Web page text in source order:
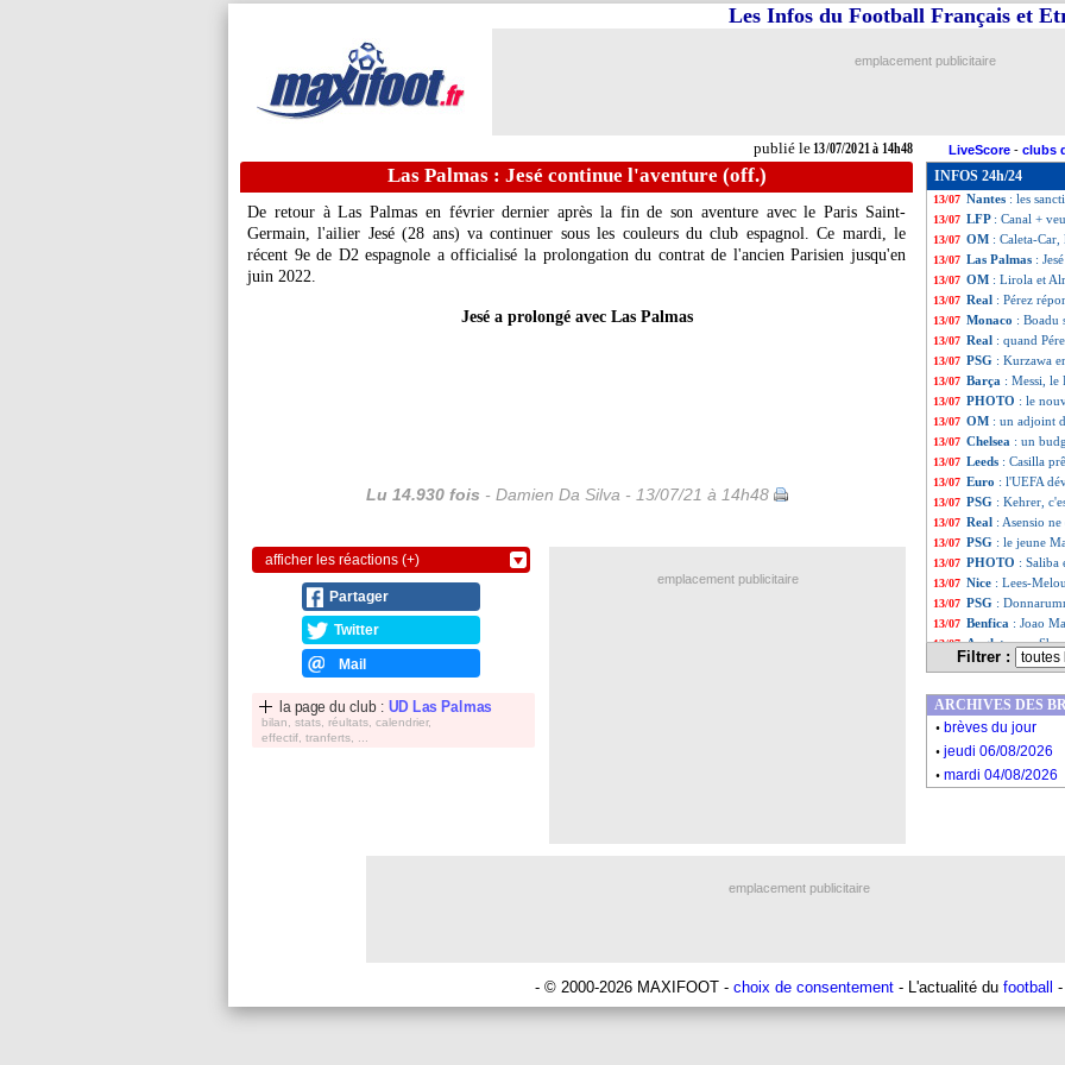
publié le13/07/2021 à 14h48
Les Infos du Football Français et
emplacement publicitaire
LiveScore - clubs
Las Palmas : Jesé continue l'aventure (off.)
De retour à Las Palmas en février dernier après la fin de son aventure avec le Paris Saint-
Germain, l'ailier Jesé (28 ans) va continuer sous les couleurs du club espagnol. Ce mardi, le
récent 9e de D2 espagnole a officialisé la prolongation du contrat de l'ancien Parisien jusqu'en
juin 2022.
Jesé a prolongé avec Las Palmas
Lu 14.930 fois - Damien Da Silva - 13/07/21 à 14h48
afficher les réactions (+)
Partager
Twitter
Mail
la page du club : UD Las Palmas
bilan, stats, réultats, calendrier,
effectif, tranferts, ...
INFOS 24h/24
13/07 Milan:
13/07 Médias
13/07 PSG: Ramos n'a
13/07 Lazio: Felipe
13/07 Nantes : les
13/07 LFP : Canal +
13/07 OM : Caleta-
13/07 Las Palmas :
13/07 OM : Lirola et
13/07 Real : Pérez
13/07 Monaco : Boadu
13/07 Real : quand
13/07 PSG : Kurzawa
13/07 Barça : Messi, le
13/07 PHOTO : le
13/07 OM : un adjoint
13/07 Chelsea : un
13/07 Leeds : Casilla
13/07 Euro : l'UEFA
13/07 PSG : Kehrer,
13/07 Real : Asensio
13/07 PSG : le jeune
13/07 PHOTO : Saliba
13/07 Nice : Lees-
13/07 PSG :
13/07 Benfica : Joao
13/07 Angleterre:
13/07 PSG: Baldé
13/07 PSG: Areola, un
13/07 Clermont:
13/07 VIDEO: le
13/07 OM: la rumeur
Filtrer :
emplacement publicitaire
ARCHIVES DES
. brèves du jour
. jeudi 06/08/2026
. mardi 04/08/2026
emplacement publicitaire
- © 2000-2026 MAXIFOOT - choix de consentement - L'actualité du football -